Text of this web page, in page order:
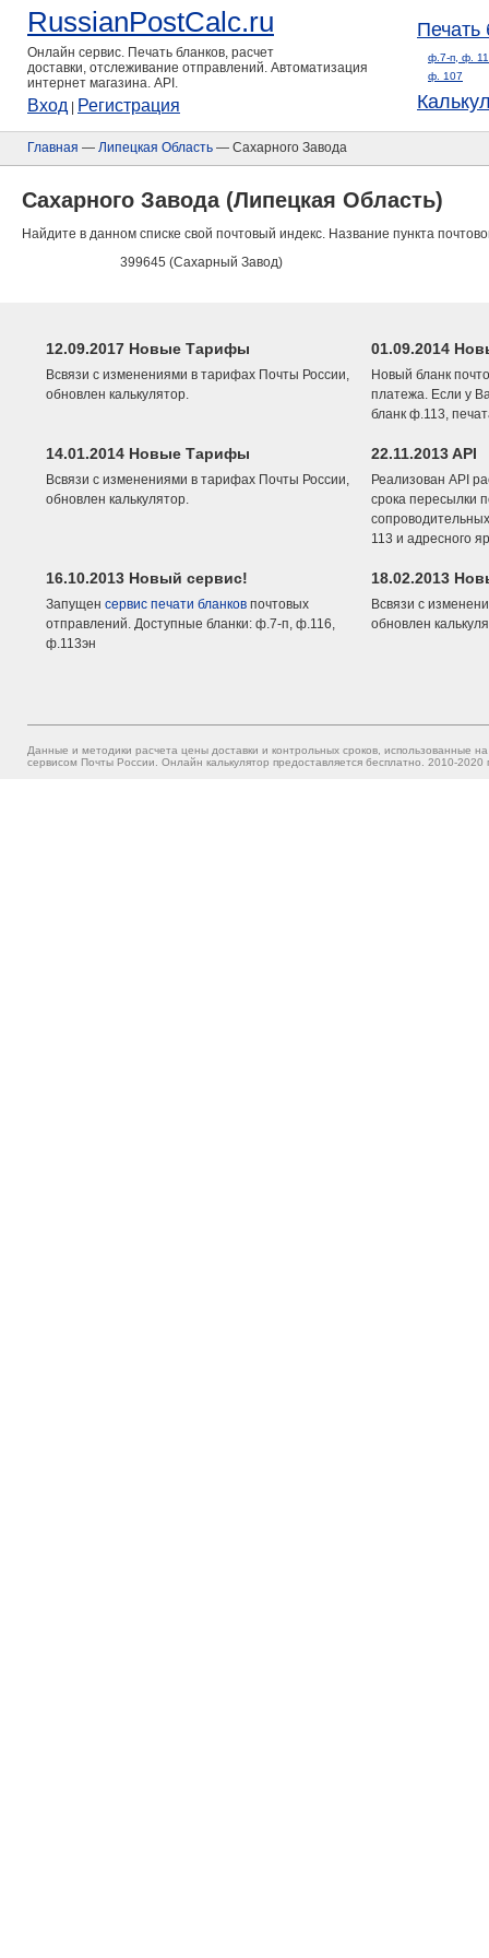
RussianPostCalc.ru
Онлайн сервис. Печать бланков, расчет
доставки, отслеживание отправлений. Автоматизация
интернет магазина. API.
Вход Регистрация
Печать
ф.7-п, ф.
ф. 107
Главная — Липецкая Область — Сахарного Завода
Сахарного Завода (Липецкая Область)
Найдите в данном списке свой почтовый индекс. Название пункта
399645 (Сахарный Завод)
12.09.2017 Новые Тарифы
Всвязи с изменениями в тарифах Почты России,
обновлен калькулятор.
01.09.2014
Новый бланк
платежа. Если у
бланк ф.113,
14.01.2014 Новые Тарифы
Всвязи с изменениями в тарифах Почты России,
обновлен калькулятор.
22.11.2013 API
Реализован API
срока пересылки
113 и адресного
16.10.2013 Новый сервис!
Запущен сервис печати бланков почтовых
отправлений. Доступные бланки: ф.7-п, ф.116,
ф.113эн
18.02.2013
Всвязи с
обновлен
Данные и методики расчета цены доставки и контрольных сроков, использованные
сервисом Почты России. Онлайн калькулятор предоставляется бесплатно. 2010-2020